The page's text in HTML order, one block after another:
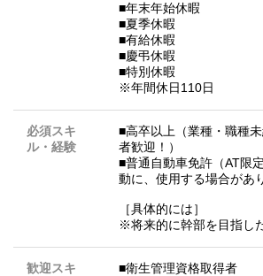
■年末年始休暇
■夏季休暇
■有給休暇
■慶弔休暇
■特別休暇
※年間休日110日
必須スキ
ル・経験
■高卒以上（業種・職種
者歓迎！）
■普通自動車免許（AT限
動に、使用する場合があ
［具体的には］
※将来的に幹部を目指し
歓迎スキ
■衛生管理資格取得者